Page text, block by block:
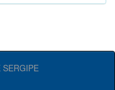
SERGIPE